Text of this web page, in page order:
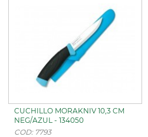
CUCHILLO MORAKNIV 10,3 CM
NEG/AZUL - 134050
COD: 7793